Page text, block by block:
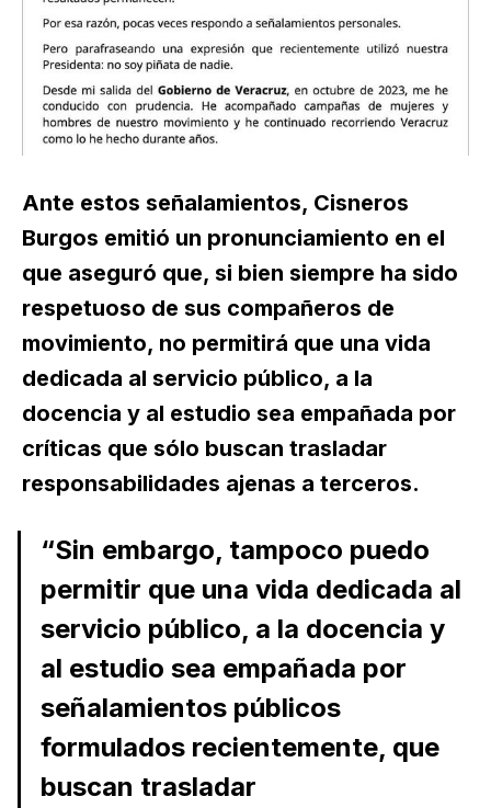
Ante estos señalamientos, Cisneros
Burgos emitió un pronunciamiento en el
que aseguró que, si bien siempre ha sido
respetuoso de sus compañeros de
movimiento, no permitirá que una vida
dedicada al servicio público, a la
docencia y al estudio sea empañada por
críticas que sólo buscan trasladar
responsabilidades ajenas a terceros.
“Sin embargo, tampoco puedo
permitir que una vida dedicada al
servicio público, a la docencia y
al estudio sea empañada por
señalamientos públicos
formulados recientemente, que
buscan trasladar